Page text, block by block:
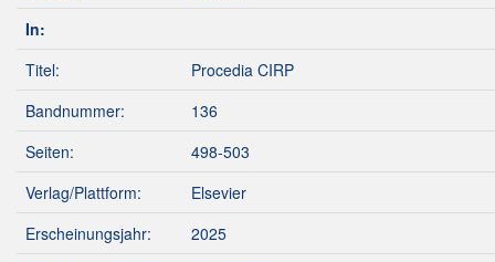
In:
Titel:
Procedia CIRP
Bandnummer:
136
Seiten:
498-503
Verlag/Plattform:
Elsevier
Erscheinungsjahr:
2025